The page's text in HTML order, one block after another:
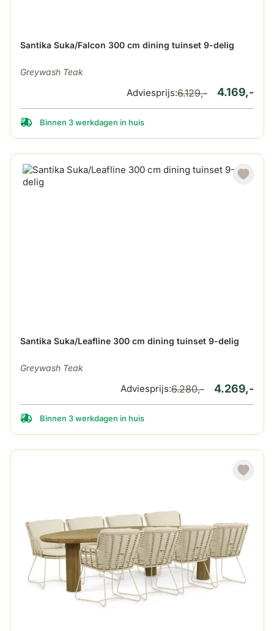
Santika Suka/Falcon 300 cm dining tuinset 9-delig
Greywash Teak
De prijs is afhankelijk van de gekozen opties op de
4.169,-
Adviesprijs:6.129,-
Binnen 3 werkdagen in huis
Santika Suka/Leafline 300 cm dining tuinset 9-delig
Greywash Teak
De prijs is afhankelijk van de gekozen opties op de
4.269,-
Adviesprijs:6.280,-
Binnen 3 werkdagen in huis